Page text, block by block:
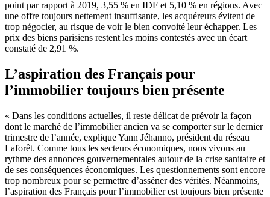
point par rapport à 2019, 3,55 % en IDF et 5,10 % en régions. Avec
une offre toujours nettement insuffisante, les acquéreurs évitent de
trop négocier, au risque de voir le bien convoité leur échapper. Les
prix des biens parisiens restent les moins contestés avec un écart
constaté de 2,91 %.
L’aspiration des Français pour
l’immobilier toujours bien présente
« Dans les conditions actuelles, il reste délicat de prévoir la façon
dont le marché de l’immobilier ancien va se comporter sur le dernier
trimestre de l’année, explique Yann Jéhanno, président du réseau
Laforêt. Comme tous les secteurs économiques, nous vivons au
rythme des annonces gouvernementales autour de la crise sanitaire et
de ses conséquences économiques. Les questionnements sont encore
trop nombreux pour se permettre d’asséner des vérités. Néanmoins,
l’aspiration des Français pour l’immobilier est toujours bien présente